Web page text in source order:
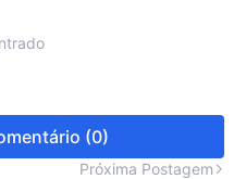
(0)
Próxima Postagem